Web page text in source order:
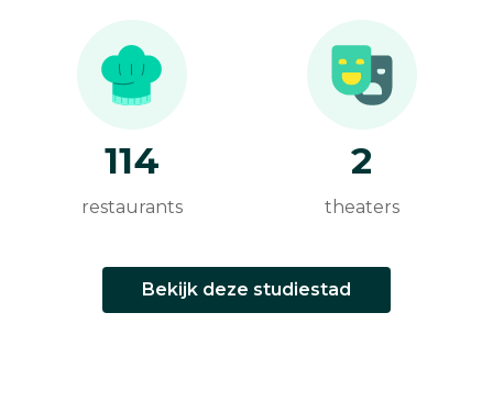
114
restaurants
2
theaters
Bekijk deze studiestad